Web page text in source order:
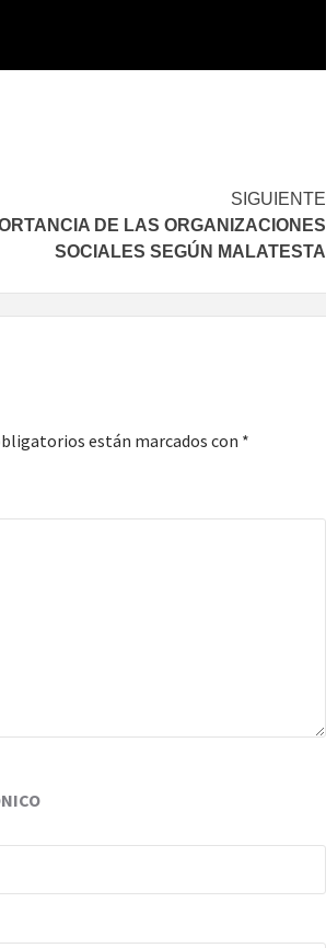
SIGUIENTE
DE LAS ORGANIZACIONES
SOCIALES SEGÚN MALATESTA
están marcados con *